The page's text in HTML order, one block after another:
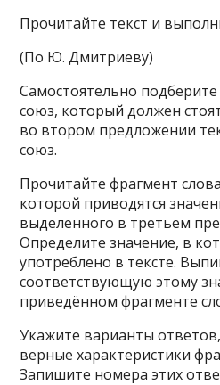
Прочитайте текст и
(По Ю. Дмитриеву)
Самостоятельно
союз, который должен
во втором предложении
союз.
Прочитайте фрагмент
которой приводятся
выделенного в третьем
Определите значение, в
употреблено в тексте.
соответствующую этому
приведённом фрагменте
Укажите варианты
верные характеристики
Запишите номера этих